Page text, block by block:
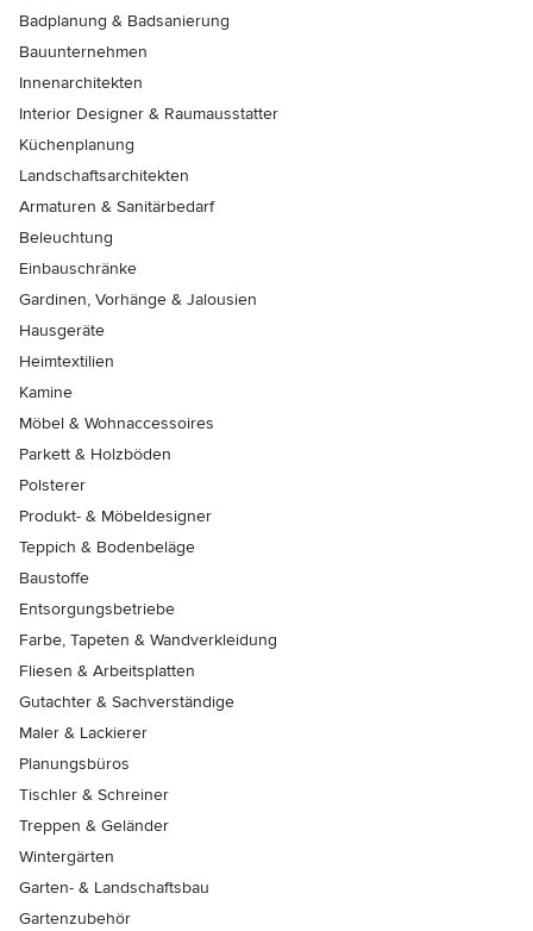
Badplanung & Badsanierung
Bauunternehmen
Innenarchitekten
Interior Designer & Raumausstatter
Küchenplanung
Landschaftsarchitekten
Armaturen & Sanitärbedarf
Beleuchtung
Einbauschränke
Gardinen, Vorhänge & Jalousien
Hausgeräte
Heimtextilien
Kamine
Möbel & Wohnaccessoires
Parkett & Holzböden
Polsterer
Produkt- & Möbeldesigner
Teppich & Bodenbeläge
Baustoffe
Entsorgungsbetriebe
Farbe, Tapeten & Wandverkleidung
Fliesen & Arbeitsplatten
Gutachter & Sachverständige
Maler & Lackierer
Planungsbüros
Tischler & Schreiner
Treppen & Geländer
Wintergärten
Garten- & Landschaftsbau
Gartenzubehör